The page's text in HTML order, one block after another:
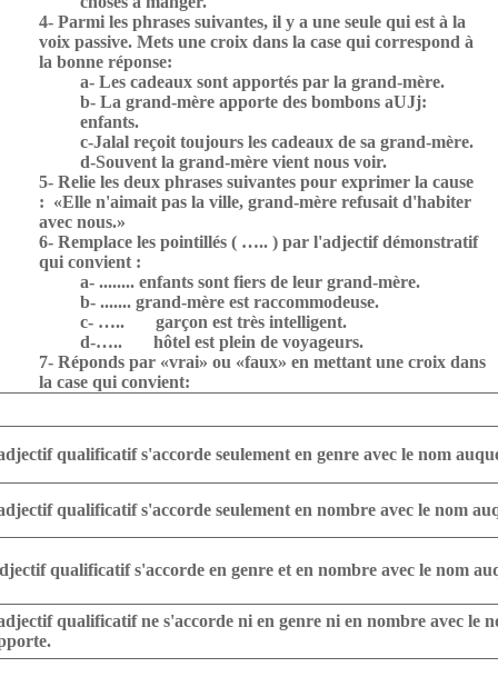
4- Parmi les phrases suivantes, il y a une seule qui est à la
voix passive. Mets une croix dans la case qui correspond à
la bonne réponse:
a- Les cadeaux sont apportés par la grand-mère.
b- La grand-mère apporte des bombons aUJj:
enfants.
c-Jalal reçoit toujours les cadeaux de sa grand-mère.
d-Souvent la grand-mère vient nous voir.
5- Relie les deux phrases suivantes pour exprimer la cause
: «Elle n'aimait pas la ville, grand-mère refusait d'habiter
avec nous.»
6- Remplace les pointillés ( ….. ) par l'adjectif démonstratif
qui convient :
a- ........ enfants sont fiers de leur grand-mère.
b- ....... grand-mère est raccommodeuse.
c- …..
garçon est très intelligent.
d-…..
hôtel est plein de voyageurs.
7- Réponds par «vrai» ou «faux» en mettant une croix dans
la case qui convient:
qualificatif s'accorde seulement en genre avec le nom
qualificatif s'accorde seulement en nombre avec le nom
qualificatif s'accorde en genre et en nombre avec le nom
qualificatif ne s'accorde ni en genre ni en nombre avec le